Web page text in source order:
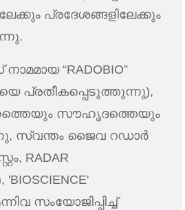
പ്രദേശങ്ങളിലേക്കും
“RADOBIO”
പ്രതീകപ്പെടുത്തുന്നു),
സൗഹൃദത്തെയും
സ്വന്തം ജൈവ റഡാർ
RADAR
സംയോജിപ്പിച്ച്